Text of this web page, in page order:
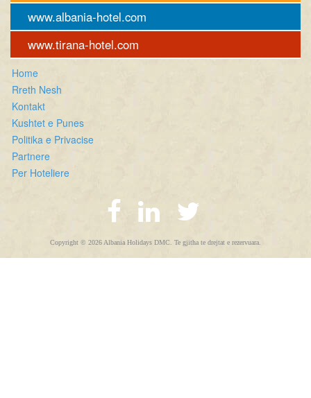
www.albania-hotel.com
www.tirana-hotel.com
Home
Rreth Nesh
Kontakt
Kushtet e Punes
Politika e Privacise
Partnere
Per Hoteliere
Copyright © 2026 Albania Holidays DMC. Te gjitha te drejtat e rezervuara.